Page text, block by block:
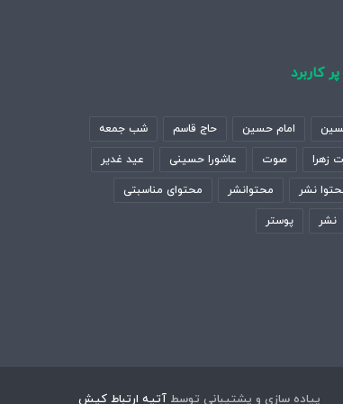
کاربرد
امام حسین حاج قاسم شب جمعه
زهرا صوت عاشورا حسینی عید غدیر
نشر محتوانشر محتوای مناسبتی
نشر پوستر
پیاده سازی و پشتیبانی توسط آتیه ارتباط کیش